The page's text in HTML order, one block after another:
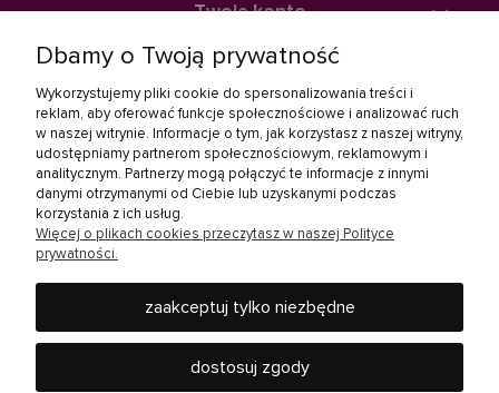
Twoje konto
Linki społecznościowe
Rebel Electro to miejsce, gdzie kupisz wszystko, co jest
potrzebne w Twoim domu - od baterii, żarówek, słuchawek,
Dbamy o Twoją prywatność
Wykorzystujemy pliki cookie do spersonalizowania treści i
reklam, aby oferować funkcje społecznościowe i analizować ruch
w naszej witrynie. Informacje o tym, jak korzystasz z naszej witryny,
udostępniamy partnerom społecznościowym, reklamowym i
analitycznym. Partnerzy mogą połączyć te informacje z innymi
danymi otrzymanymi od Ciebie lub uzyskanymi podczas
korzystania z ich usług.
Więcej o plikach cookies przeczytasz w naszej Polityce
prywatności.
zaakceptuj tylko niezbędne
dostosuj zgody